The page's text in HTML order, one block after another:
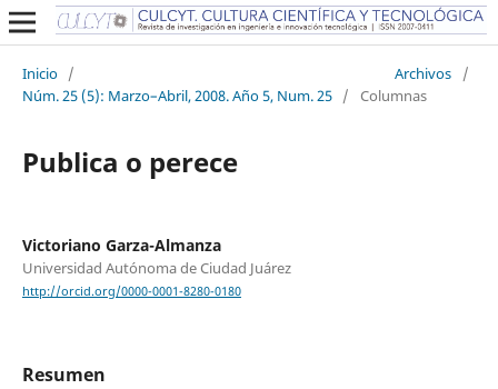
Inicio / Archivos
/
Núm. 25 (5): Marzo–Abril, 2008. Año 5, Num. 25 / Columnas
Publica o perece
Victoriano Garza-Almanza
Universidad Autónoma de Ciudad Juárez
http://orcid.org/0000-0001-8280-0180
Resumen